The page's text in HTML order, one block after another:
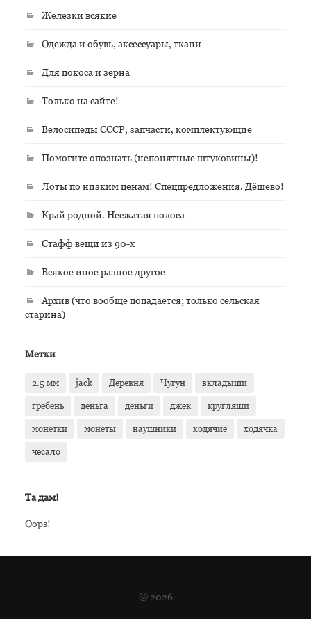
Железки всякие
Одежда и обувь, аксессуары, ткани
Для покоса и зерна
Только на сайте!
Велосипеды СССР, запчасти, комплектующие
Помогите опознать (непонятные штуковины)!
Лоты по низким ценам! Спецпредложения. Дёшево!
Край родной. Несжатая полоса
Стафф вещи из 90-х
Всякое иное разное другое
Архив (что вообще попадается; только сельская
старина)
Метки
2.5 мм jack Деревня Чугун вкладыши
гребень деньга деньги джек кругляши
монетки монеты наушники ходячие ходячка
чесало
Та дам!
Oops!
© 2026